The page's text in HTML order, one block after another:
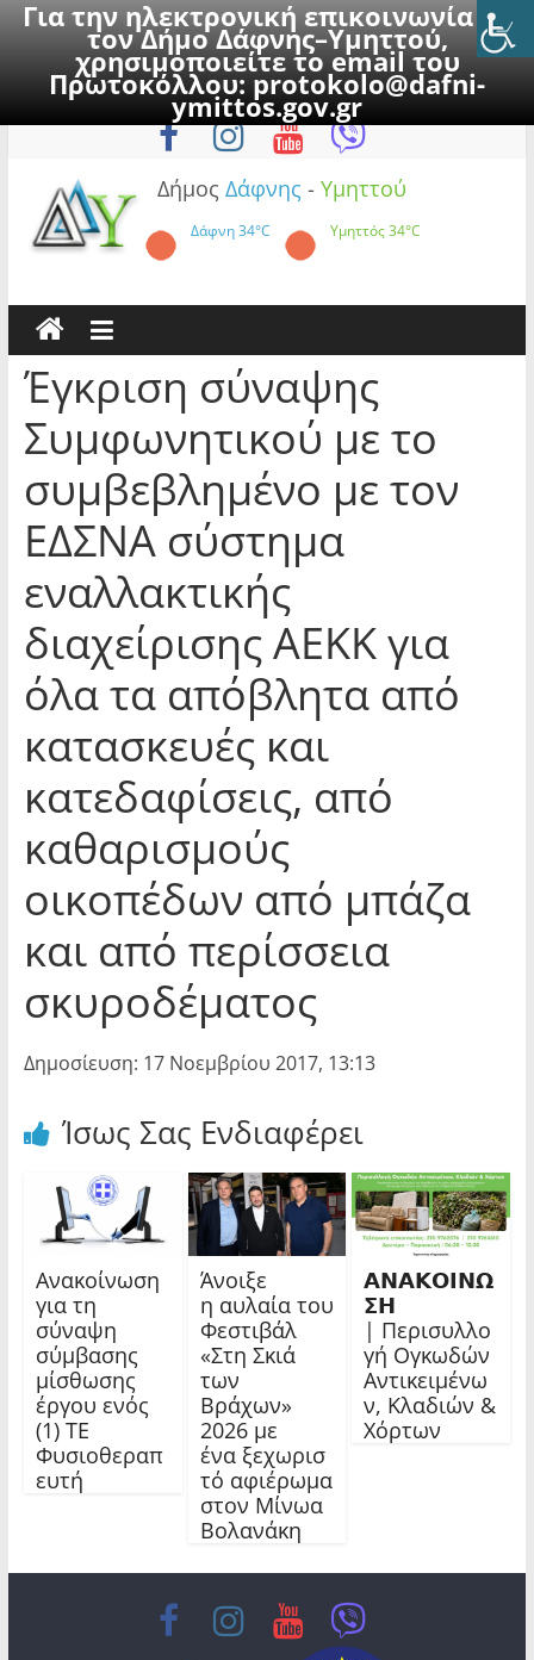
Για την ηλεκτρονική επικοινωνία με
τον Δήμο Δάφνης–Υμηττού,
χρησιμοποιείτε το email του
Πρωτοκόλλου:protokolo@dafni-
ymittos.gov.gr
to
Πέμπτη, 6 Αυγούστου 2026
Δήμος Δάφνης - Υμηττού
Δάφνη34°C Υμηττός34°C
Έγκριση σύναψης
Συμφωνητικού με το
συμβεβλημένο με τον
ΕΔΣΝΑ σύστημα
εναλλακτικής
διαχείρισης ΑΕΚΚ για
όλα τα απόβλητα από
κατασκευές και
κατεδαφίσεις, από
καθαρισμούς
οικοπέδων από μπάζα
και από περίσσεια
σκυροδέματος
Δημοσίευση: 17 Νοεμβρίου 2017, 13:13
Ίσως Σας Ενδιαφέρει
Ανακοίνωση
για τη
σύναψη
σύμβασης
μίσθωσης
έργου ενός
(1) ΤΕ
Φυσιοθεραπ
ευτή
Άνοιξε
η αυλαία του
Φεστιβάλ
«Στη Σκιά
των
Βράχων»
2026 με
ένα ξεχωρισ
τό αφιέρωμα
στον Μίνωα
Βολανάκη
𝝖𝝢𝝖𝝟𝝤𝝞𝝢𝝮
𝝨𝝜
| Περισυλλο
γή Ογκωδών
Αντικειμένω
ν, Κλαδιών &
Χόρτων